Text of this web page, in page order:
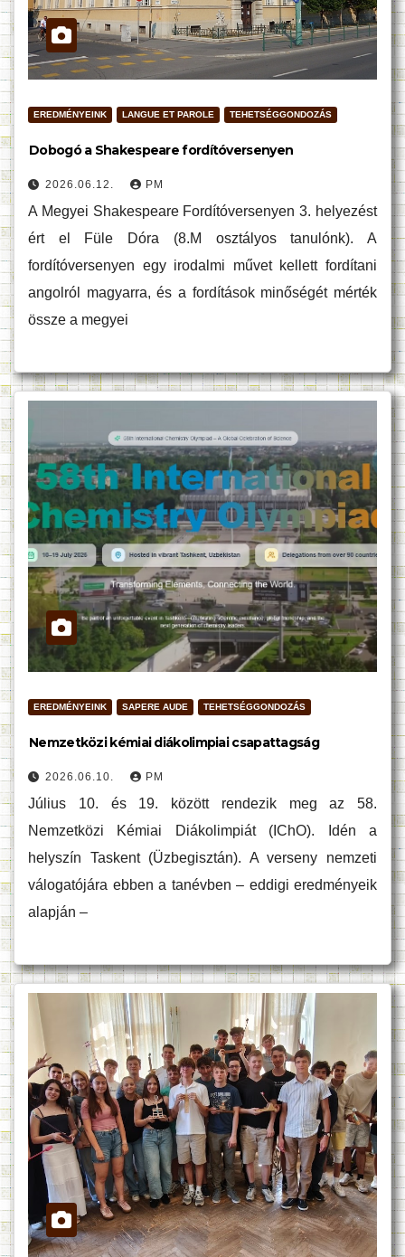
EREDMÉNYEINK LANGUE ET PAROLE TEHETSÉGGONDOZÁS
Dobogó a Shakespeare fordítóversenyen
2026.06.12. PM
A Megyei Shakespeare Fordítóversenyen 3. helyezést
ért el Füle Dóra (8.M osztályos tanulónk). A
fordítóversenyen egy irodalmi művet kellett fordítani
angolról magyarra, és a fordítások minőségét mérték
össze a megyei
EREDMÉNYEINK SAPERE AUDE TEHETSÉGGONDOZÁS
Nemzetközi kémiai diákolimpiai csapattagság
2026.06.10. PM
Július 10. és 19. között rendezik meg az 58.
Nemzetközi Kémiai Diákolimpiát (IChO). Idén a
helyszín Taskent (Üzbegisztán). A verseny nemzeti
válogatójára ebben a tanévben – eddigi eredményeik
alapján –